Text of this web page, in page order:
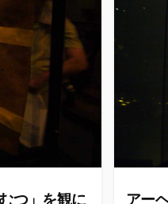
つ」を観に
アー